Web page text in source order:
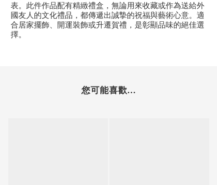
表。此件作品配有精緻禮盒，無論用來收藏或作為送給外
國友人的文化禮品，都傳遞出誠摯的祝福與藝術心意。適
合居家擺飾、開運裝飾或升遷賀禮，是彰顯品味的絕佳選
擇。
您可能喜歡...